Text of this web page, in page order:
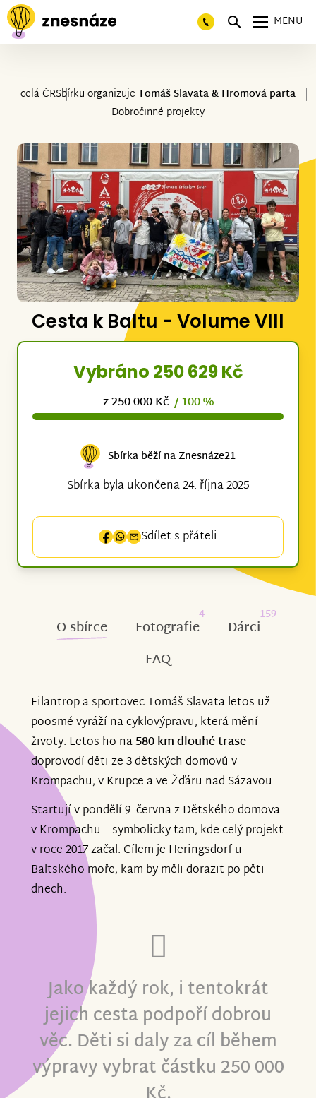
MENU
celá ČRSbírku organizuje Tomáš Slavata & Hromová parta
Dobročinné projekty
Cesta k Baltu - Volume VIII
Vybráno 250 629 Kč
z 250 000 Kč / 100 %
Sbírka běží na Znesnáze21
Sbírka byla ukončena 24. října 2025
Sdílet s přáteli
O sbírce Fotografie
4
Dárci
159
FAQ
Filantrop a sportovec Tomáš Slavata letos už
poosmé vyráží na cyklovýpravu, která mění
životy. Letos ho na580 km dlouhé trase
doprovodí děti ze 3 dětských domovů v
Krompachu, v Krupce a ve Žďáru nad Sázavou.
Startují v pondělí 9. června z Dětského domova
v Krompachu – symbolicky tam, kde celý projekt
v roce 2017 začal. Cílem je Heringsdorf u
Baltského moře, kam by měli dorazit po pěti
dnech.
Jako každý rok, i tentokrát
jejich cesta podpoří dobrou
věc. Děti si daly za cíl během
výpravy vybrat částku 250 000